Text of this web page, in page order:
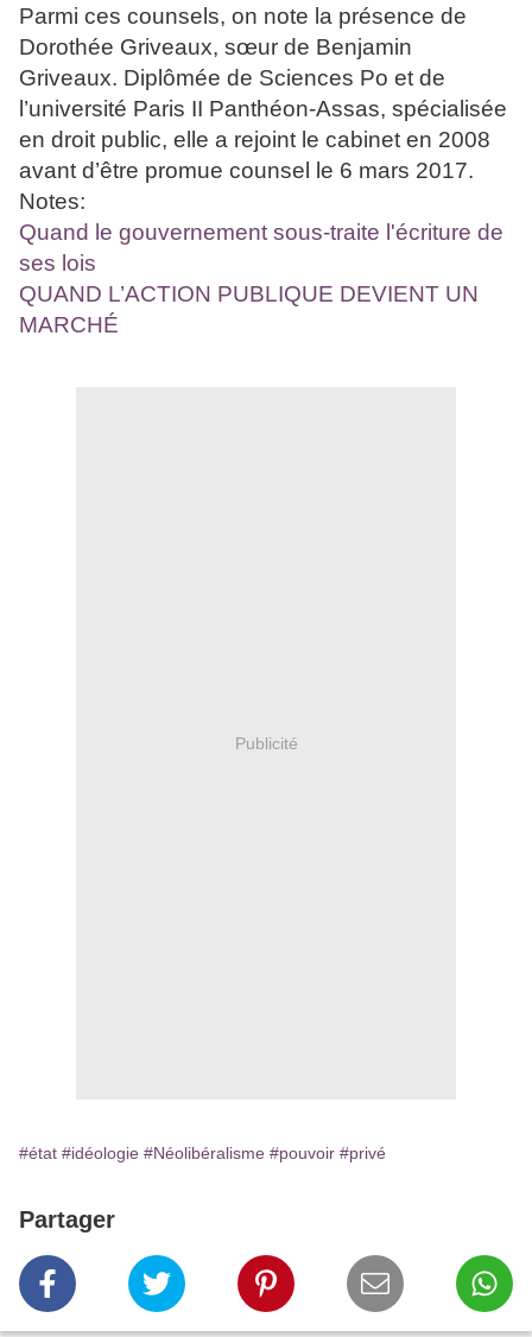
Parmi ces counsels, on note la présence de
Dorothée Griveaux, sœur de Benjamin
Griveaux. Diplômée de Sciences Po et de
l’université Paris II Panthéon-Assas, spécialisée
en droit public, elle a rejoint le cabinet en 2008
avant d’être promue counsel le 6 mars 2017.
Notes:
Quand le gouvernement sous-traite l'écriture de
ses lois
QUAND L’ACTION PUBLIQUE DEVIENT UN
MARCHÉ
Publicité
#état #idéologie #Néolibéralisme #pouvoir #privé
Partager